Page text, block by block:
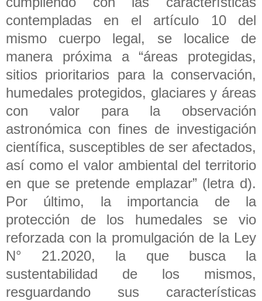
contempladas en el artículo 10 del
mismo cuerpo legal, se localice de
manera próxima a “áreas protegidas,
sitios prioritarios para la conservación,
humedales protegidos, glaciares y áreas
con valor para la observación
astronómica con fines de investigación
científica, susceptibles de ser afectados,
así como el valor ambiental del territorio
en que se pretende emplazar” (letra d).
Por último, la importancia de la
protección de los humedales se vio
reforzada con la promulgación de la Ley
N° 21.2020, la que busca la
sustentabilidad de los mismos,
resguardando sus características